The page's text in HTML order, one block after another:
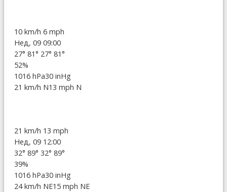
10 km/h 6 mph
Нед, 09 09:00
27° 81° 27° 81°
52%
1016 hPa30 inHg
21 km/h N13 mph N
21 km/h 13 mph
Нед, 09 12:00
32° 89° 32° 89°
39%
1016 hPa30 inHg
24 km/h NE15 mph NE